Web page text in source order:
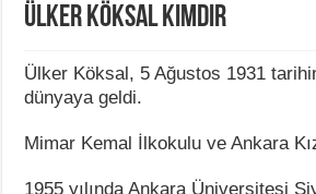
Ülker Köksal Kimdir
Ülker Köksal, 5 Ağustos 1931
dünyaya geldi.
Mimar Kemal İlkokulu ve Ankara
1955 yılında Ankara Üniversitesi